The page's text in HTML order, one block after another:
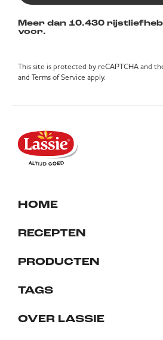
Meer dan 10.430
voor.
This site is protected by reCAPTCHA and
and Terms of Service apply.
HOME
RECEPTEN
PRODUCTEN
TAGS
OVER LASSIE